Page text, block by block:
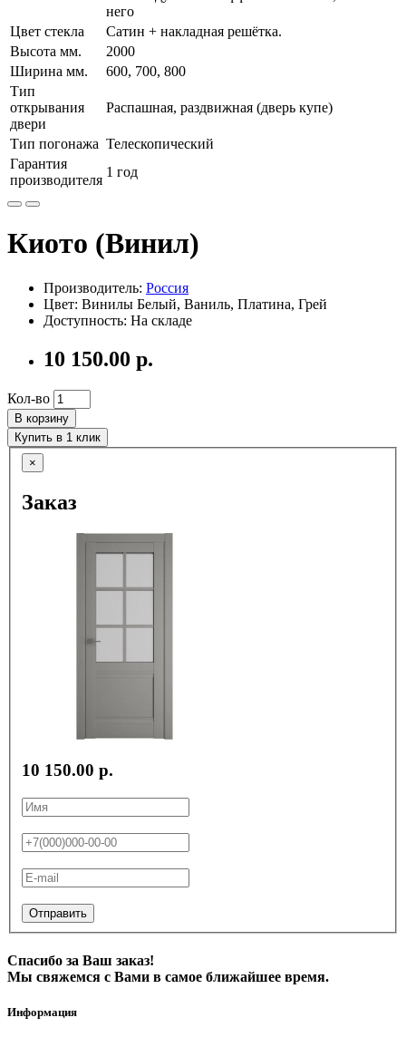
него
Цвет стекла
Сатин + накладная решётка.
Высота мм.
2000
Ширина мм.
600, 700, 800
Тип
открывания
двери
Распашная, раздвижная (дверь купе)
Тип погонажа Телескопический
Гарантия
производителя
1 год
Киото (Винил)
Производитель: Россия
Цвет: Винилы Белый, Ваниль, Платина, Грей
Доступность: На складе
10 150.00 р.
Кол-во
В корзину
Купить в 1 клик
×
Заказ
10 150.00 р.
Отправить
Спасибо за Ваш заказ!
Мы свяжемся с Вами в самое ближайшее время.
Информация